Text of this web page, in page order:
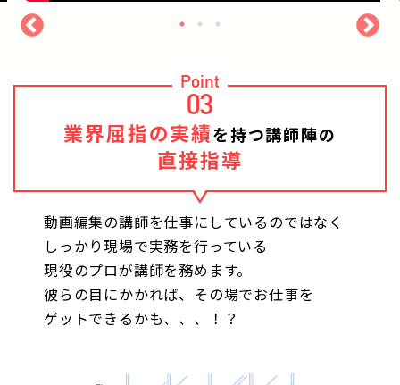
Point
03
業界屈指の実績を持つ講師陣の
直接指導
動画編集の講師を仕事にしているのではなく
しっかり現場で実務を行っている
現役のプロが講師を務めます。
彼らの目にかかれば、その場でお仕事を
ゲットできるかも、、、！？